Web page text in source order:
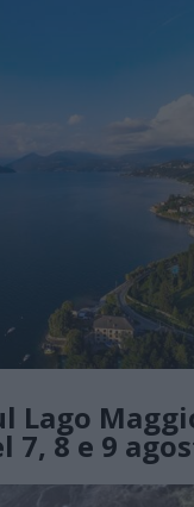
Lago
7, 8 e 9